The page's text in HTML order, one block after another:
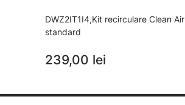
DWZ2IT1I4,Kit recirculare Clean Air
standard
239,00 lei